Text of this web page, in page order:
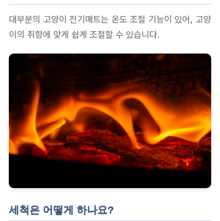
대부분의 고양이 전기매트는 온도 조절 기능이 있어, 고양
이의 취향에 맞게 쉽게 조절할 수 있습니다.
세척은 어떻게 하나요?